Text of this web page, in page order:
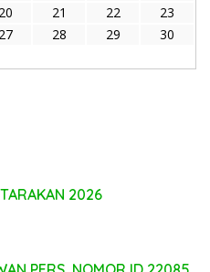
20 21 22
23
27 28 29
30
2026